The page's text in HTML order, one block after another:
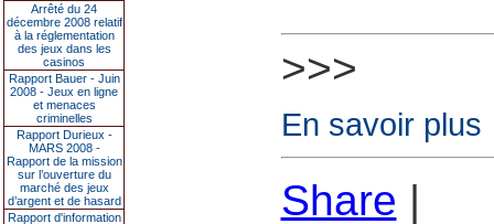
Arrêté du 24
décembre 2008 relatif
à la réglementation
des jeux dans les
casinos
Rapport Bauer - Juin
2008 - Jeux en ligne
et menaces
criminelles
Rapport Durieux -
MARS 2008 -
Rapport de la mission
sur l’ouverture du
marché des jeux
d’argent et de hasard
Rapport d'information
>>>
En savoir plus
Share |